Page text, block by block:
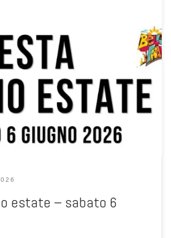
6 giugno 2026 ore 18:00
estate – sabato 6